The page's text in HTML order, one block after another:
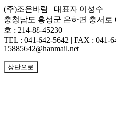
(주)조은바람 | 대표자 이성수
충청남도 홍성군 은하면 충서로
호 : 214-88-45230
TEL : 041-642-5642 | FAX : 041-
15885642@hanmail.net
상단으로